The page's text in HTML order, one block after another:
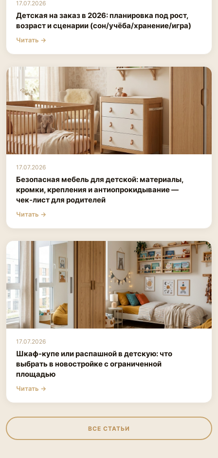
17.07.2026
Детская на заказ в 2026: планировка под рост,
возраст и сценарии (сон/учёба/хранение/игра)
Читать →
17.07.2026
Безопасная мебель для детской: материалы,
кромки, крепления и антиопрокидывание —
чек‑лист для родителей
Читать →
17.07.2026
Шкаф-купе или распашной в детскую: что
выбрать в новостройке с ограниченной
площадью
Читать →
ВСЕ СТАТЬИ